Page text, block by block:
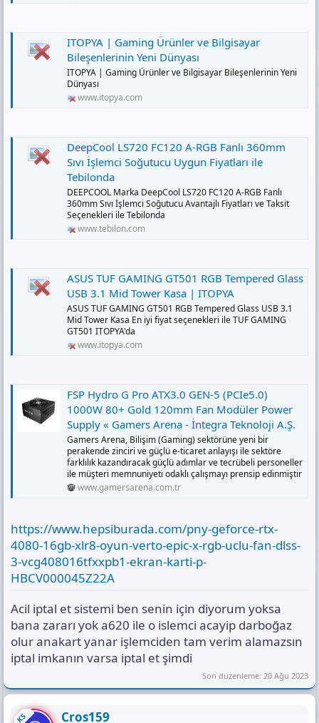
ITOPYA | Gaming Ürünler ve Bilgisayar
Bileşenlerinin Yeni Dünyası
ITOPYA | Gaming Ürünler ve Bilgisayar Bileşenlerinin Yeni
Dünyası
www.itopya.com
DeepCool LS720 FC120 A-RGB Fanlı 360mm
Sıvı İşlemci Soğutucu Uygun Fiyatları ile
Tebilonda
DEEPCOOL Marka DeepCool LS720 FC120 A-RGB Fanlı
360mm Sıvı İşlemci Soğutucu Avantajlı Fiyatları ve Taksit
Seçenekleri ile Tebilonda
www.tebilon.com
ASUS TUF GAMING GT501 RGB Tempered Glass
USB 3.1 Mid Tower Kasa | ITOPYA
ASUS TUF GAMING GT501 RGB Tempered Glass USB 3.1
Mid Tower Kasa En iyi fiyat seçenekleri ile TUF GAMING
GT501 ITOPYA'da
www.itopya.com
FSP Hydro G Pro ATX3.0 GEN-5 (PCIe5.0)
1000W 80+ Gold 120mm Fan Modüler Power
Supply « Gamers Arena - İntegra Teknoloji A.Ş.
Gamers Arena, Bilişim (Gaming) sektörüne yeni bir
perakende zinciri ve güçlü e-ticaret anlayışı ile sektöre
farklılık kazandıracak güçlü adımlar ve tecrübeli personeller
ile müşteri memnuniyeti odaklı çalışmayı prensip edinmiştir
www.gamersarena.com.tr
https://www.hepsiburada.com/pny-geforce-rtx-
4080-16gb-xlr8-oyun-verto-epic-x-rgb-uclu-fan-dlss-
3-vcg408016tfxxpb1-ekran-karti-p-
HBCV000045Z22A
Acil iptal et sistemi ben senin için diyorum yoksa
bana zararı yok a620 ile o islemci acayip darboğaz
olur anakart yanar işlemciden tam verim alamazsın
iptal imkanın varsa iptal et şimdi
Son düzenleme: 20 Ağu 2023
KS Cros159